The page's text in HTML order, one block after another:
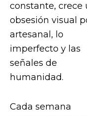
constante, crece
obsesión visual
artesanal, lo
imperfecto y las
señales de
humanidad.
Cada semana